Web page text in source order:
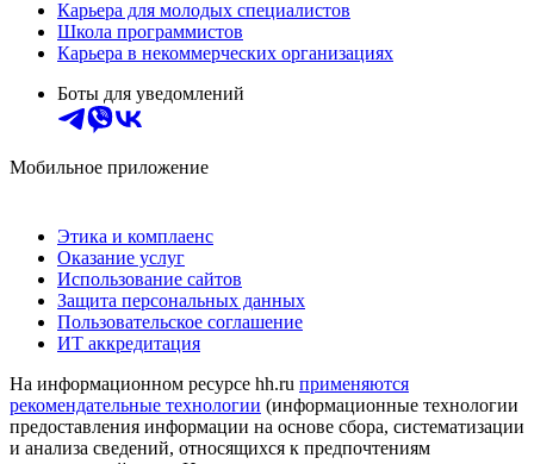
Карьера для молодых специалистов
Школа программистов
Карьера в некоммерческих организациях
Боты для уведомлений
Мобильное приложение
Этика и комплаенс
Оказание услуг
Использование сайтов
Защита персональных данных
Пользовательское соглашение
ИТ аккредитация
На информационном ресурсе hh.ru применяются
рекомендательные технологии (информационные технологии
предоставления информации на основе сбора, систематизации
и анализа сведений, относящихся к предпочтениям